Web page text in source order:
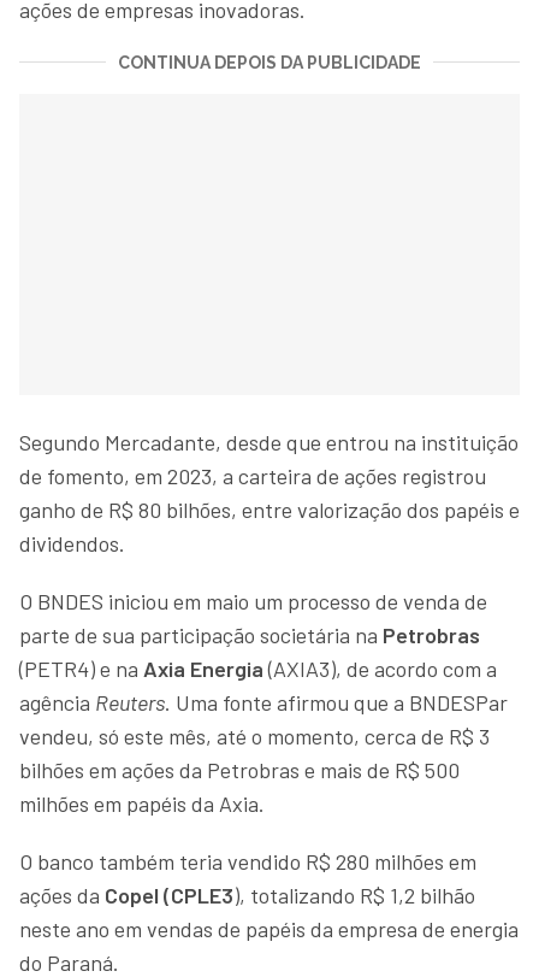
ações de empresas inovadoras.
CONTINUA DEPOIS DA PUBLICIDADE
Segundo Mercadante, desde que entrou na instituição
de fomento, em 2023, a carteira de ações registrou
ganho de R$ 80 bilhões, entre valorização dos papéis e
dividendos.
O BNDES iniciou em maio um processo de venda de
parte de sua participação societária na Petrobras
(PETR4) e na Axia Energia(AXIA3), de acordo com a
agência Reuters. Uma fonte afirmou que a BNDESPar
vendeu, só este mês, até o momento, cerca de R$ 3
bilhões em ações da Petrobras e mais de R$ 500
milhões em papéis da Axia.
O banco também teria vendido R$ 280 milhões em
ações da Copel (CPLE3), totalizando R$ 1,2 bilhão
neste ano em vendas de papéis da empresa de energia
do Paraná.